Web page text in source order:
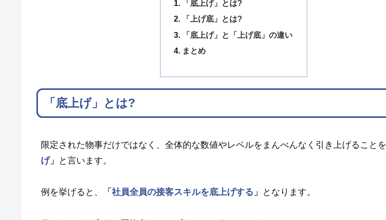
「底上げ」とは?
「上げ底」とは?
「底上げ」と「上げ底」の違い
まとめ
「底上げ」とは?
限定された物事だけではなく、全体的な数値やレベルをまんべんなく引き上げることを
げ」
と言います。
例を挙げると、 「社員全員の接客スキルを底上げする」 となります。